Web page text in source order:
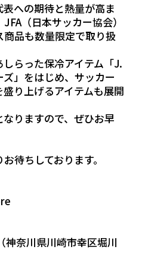
への期待と熱量が高ま
（日本サッカー協会）
品も数量限定で取り扱
らった保冷アイテム「J.
」をはじめ、サッカー
り上げるアイテムも展開
りますので、ぜひお早
待ちしております。
神奈川県川崎市幸区堀川